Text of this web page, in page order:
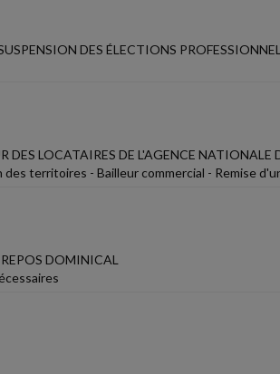
DES ÉLECTIONS
DES LOCATAIRES DE L'AGENCE
territoires - Bailleur commercial - Remise
DOMINICAL